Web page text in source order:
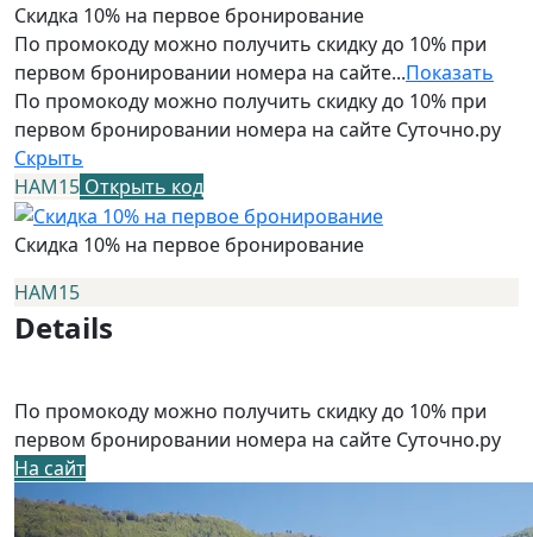
Скидка 10% на первое бронирование
По промокоду можно получить скидку до 10% при
первом бронировании номера на сайте...Показать
По промокоду можно получить скидку до 10% при
первом бронировании номера на сайте Суточно.ру
Скрыть
НАМ15 Открыть код
Скидка 10% на первое бронирование
НАМ15
Details
По промокоду можно получить скидку до 10% при
первом бронировании номера на сайте Суточно.ру
На сайт